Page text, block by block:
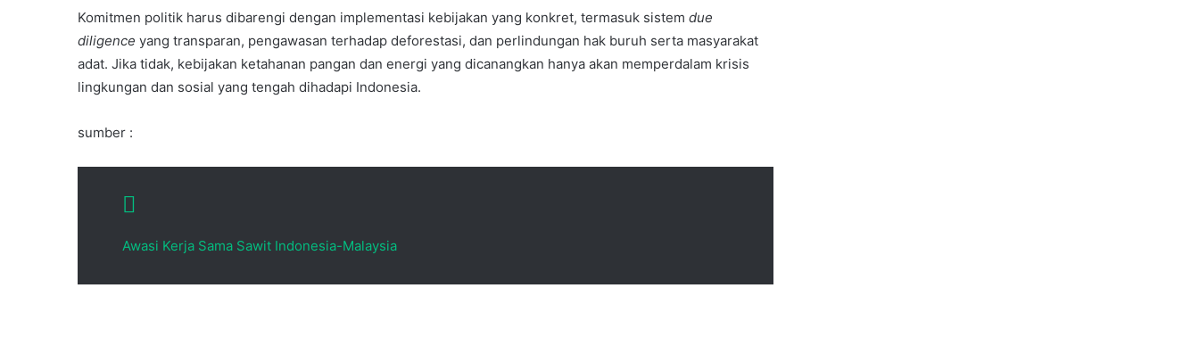
Komitmen politik harus dibarengi dengan implementasi kebijakan yang konkret, termasuk sistem due
diligence yang transparan, pengawasan terhadap deforestasi, dan perlindungan hak buruh serta masyarakat
adat. Jika tidak, kebijakan ketahanan pangan dan energi yang dicanangkan hanya akan memperdalam krisis
lingkungan dan sosial yang tengah dihadapi Indonesia.
sumber :
Awasi Kerja Sama Sawit Indonesia-Malaysia